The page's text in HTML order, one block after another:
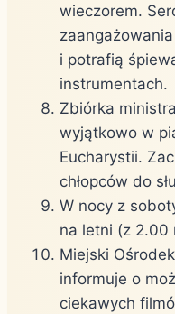
wieczorem.
i potrafią
instrumentach.
Zbiórka
wyjątkowo w
Eucharystii.
chłopców do
W nocy z
na letni (z 2.00
Miejski
informuje o
ciekawych